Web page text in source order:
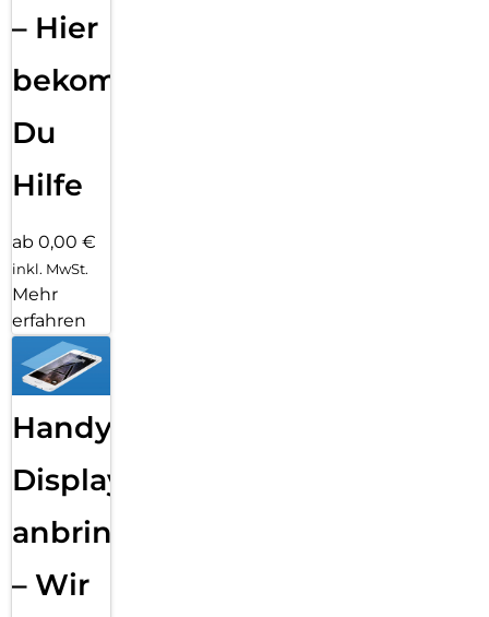
– Hier
bekommst
Du
Hilfe
ab 0,00 €
inkl. MwSt.
Mehr
erfahren
Handy
Displayfolie
anbringen
– Wir